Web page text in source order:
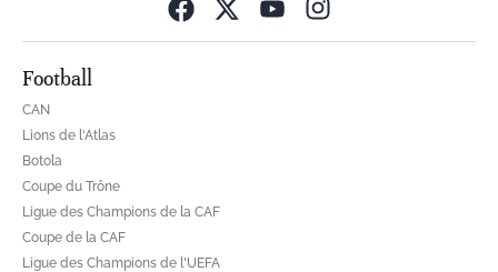
Football
CAN
Lions de l'Atlas
Botola
Coupe du Trône
Ligue des Champions de la CAF
Coupe de la CAF
Ligue des Champions de l'UEFA